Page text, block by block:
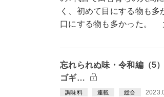
く、初めて目にする物も
口にする物も多かった。
忘れられぬ味・令和編（5
ゴギ…
調味料 連載 総合